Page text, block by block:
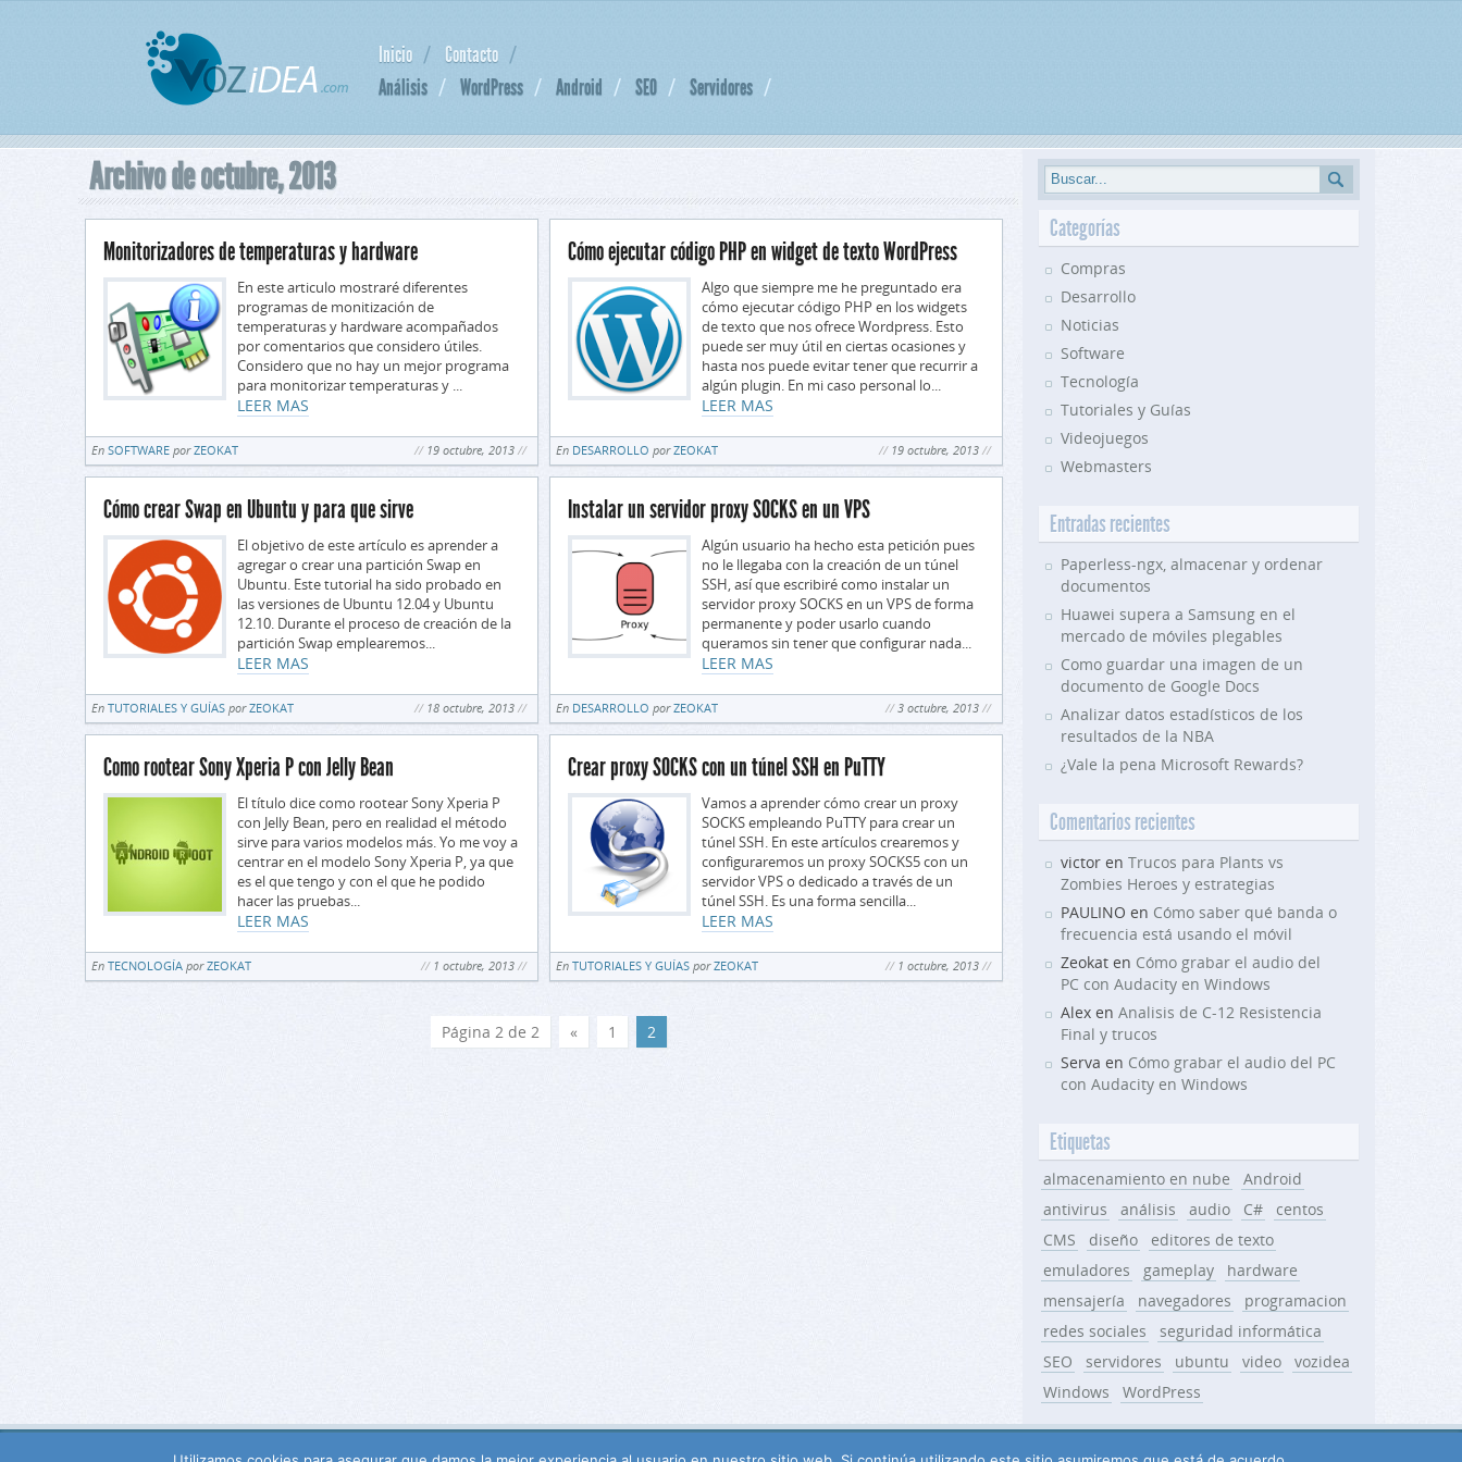
Inicio
Contacto
Análisis
WordPress Android SEO Servidores
Archivo de octubre, 2013
Monitorizadores de temperaturas y hardware
En este articulo mostraré diferentes
programas de monitización de
temperaturas y hardware acompañados
por comentarios que considero útiles.
Considero que no hay un mejor programa
para monitorizar temperaturas y ...
LEER MAS
En SOFTWARE porZEOKAT 19 octubre, 2013
Cómo ejecutar código PHP en widget de texto WordPress
Algo que siempre me he preguntado era
cómo ejecutar código PHP en los widgets
de texto que nos ofrece Wordpress. Esto
puede ser muy útil en ciertas ocasiones y
hasta nos puede evitar tener que recurrir a
algún plugin. En mi caso personal lo...
LEER MAS
En DESARROLLO porZEOKAT 19 octubre, 2013
Cómo crear Swap en Ubuntu y para que sirve
El objetivo de este artículo es aprender a
agregar o crear una partición Swap en
Ubuntu. Este tutorial ha sido probado en
las versiones de Ubuntu 12.04 y Ubuntu
12.10. Durante el proceso de creación de la
partición Swap emplearemos...
LEER MAS
En TUTORIALES Y GUÍAS porZEOKAT 18 octubre, 2013
Instalar un servidor proxy SOCKS en un VPS
Algún usuario ha hecho esta petición pues
no le llegaba con la creación de un túnel
SSH, así que escribiré como instalar un
servidor proxy SOCKS en un VPS de forma
permanente y poder usarlo cuando
queramos sin tener que configurar nada...
LEER MAS
En DESARROLLO porZEOKAT 3 octubre, 2013
Como rootear Sony Xperia P con Jelly Bean
El título dice como rootear Sony Xperia P
con Jelly Bean, pero en realidad el método
sirve para varios modelos más. Yo me voy a
centrar en el modelo Sony Xperia P, ya que
es el que tengo y con el que he podido
hacer las pruebas...
LEER MAS
En TECNOLOGÍA porZEOKAT 1 octubre, 2013
Crear proxy SOCKS con un túnel SSH en PuTTY
Vamos a aprender cómo crear un proxy
SOCKS empleando PuTTY para crear un
túnel SSH. En este artículos crearemos y
configuraremos un proxy SOCKS5 con un
servidor VPS o dedicado a través de un
túnel SSH. Es una forma sencilla...
LEER MAS
En TUTORIALES Y GUÍAS porZEOKAT 1 octubre, 2013
Página 2 de 2 « 1 2
Categorías
Compras
Desarrollo
Noticias
Software
Tecnología
Tutoriales y Guías
Videojuegos
Webmasters
Entradas recientes
Paperless-ngx, almacenar y ordenar
documentos
Huawei supera a Samsung en el
mercado de móviles plegables
Como guardar una imagen de un
documento de Google Docs
Analizar datos estadísticos de los
resultados de la NBA
¿Vale la pena Microsoft Rewards?
Comentarios recientes
victor en Trucos para Plants vs
Zombies Heroes y estrategias
PAULINO en Cómo saber qué banda o
frecuencia está usando el móvil
Zeokat en Cómo grabar el audio del
PC con Audacity en Windows
Alex en Analisis de C-12 Resistencia
Final y trucos
Serva en Cómo grabar el audio del PC
con Audacity en Windows
Etiquetas
almacenamiento en nube
Android
antivirus
análisis audio C#
centos
CMS
diseño
editores de texto
emuladores
gameplay
hardware
mensajería
navegadores
programacion
redes sociales
seguridad informática
SEO
servidores ubuntu video
vozidea
Windows
WordPress